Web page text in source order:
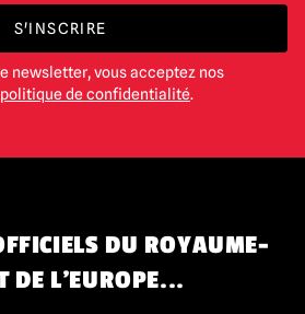
S'INSCRIRE
newsletter, vous acceptez nos
politique de confidentialité.
DU ROYAUME-
DE L'EUROPE...